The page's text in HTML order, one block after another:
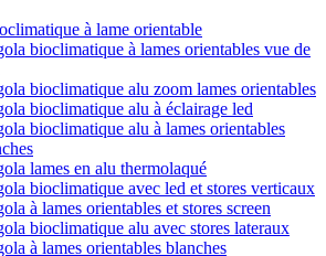
à lame orientable
bioclimatique à lames orientables vue de
bioclimatique alu zoom lames orientables
bioclimatique alu à éclairage led
bioclimatique alu à lames orientables
lames en alu thermolaqué
bioclimatique avec led et stores verticaux
à lames orientables et stores screen
bioclimatique alu avec stores lateraux
à lames orientables blanches